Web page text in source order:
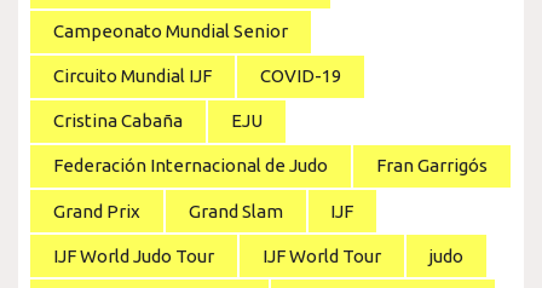
Campeonato Mundial Senior
Circuito Mundial IJF COVID-19
Cristina Cabaña EJU
Federación Internacional de Judo Fran Garrigós
Grand Prix Grand Slam IJF
IJF World Judo Tour IJF World Tour judo